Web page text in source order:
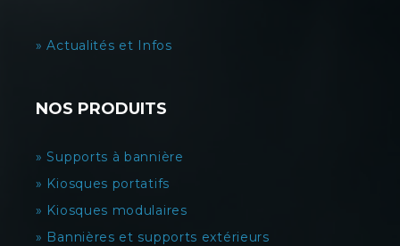
» Actualités et Infos
NOS PRODUITS
» Supports à bannière
» Kiosques portatifs
» Kiosques modulaires
» Bannières et supports extérieurs